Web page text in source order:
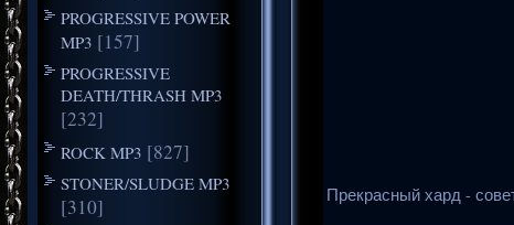
PROGRESSIVE POWER
MP3 [157]
PROGRESSIVE
DEATH/THRASH MP3
[232]
ROCK MP3 [827]
STONER/SLUDGE MP3
[310]
Прекрасный хард -